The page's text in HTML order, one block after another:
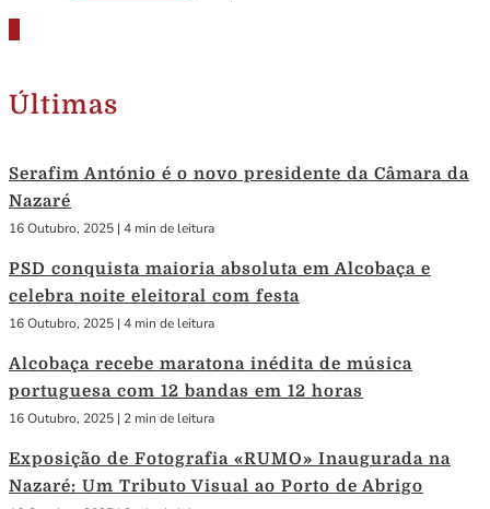
Últimas
Serafim António é o novo presidente da Câmara da
Nazaré
16 Outubro, 2025 | 4 min de leitura
PSD conquista maioria absoluta em Alcobaça e
celebra noite eleitoral com festa
16 Outubro, 2025 | 4 min de leitura
Alcobaça recebe maratona inédita de música
portuguesa com 12 bandas em 12 horas
16 Outubro, 2025 | 2 min de leitura
Exposição de Fotografia «RUMO» Inaugurada na
Nazaré: Um Tributo Visual ao Porto de Abrigo